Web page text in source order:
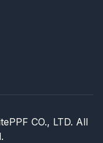
CO., LTD. All